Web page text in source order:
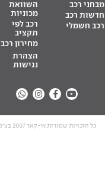
מבחני רכב
חדשות רכב
רכב חשמלי
השוואת
מכוניות
רכב לפי
תקציב
מחירון רכב
הצהרת
נגישות
כל הזכויות שמורות אי-קאר 2007 בע”מ